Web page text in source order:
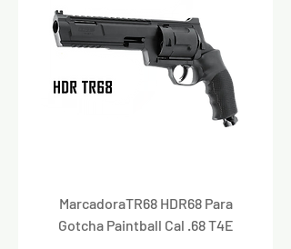
MarcadoraTR68 HDR68 Para
Gotcha Paintball Cal .68 T4E